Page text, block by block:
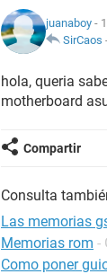
juanaboy -
SirCaos
hola, queria
motherboard
Compartir
Consulta
Las memorias
Memorias rom -
Como poner